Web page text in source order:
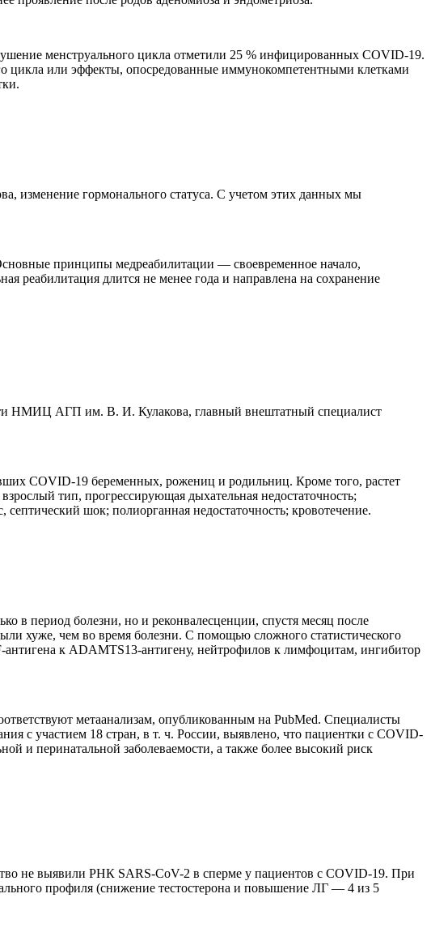
менструального цикла отметили 25 % инфицированных COVID-19.
цикла или эффекты, опосредованные иммунокомпетентными клетками
изменение гормонального статуса. С учетом этих данных мы
принципы медреабилитации — своевременное начало,
реабилитация длится не менее года и направлена на сохранение
НМИЦ АГП им. В. И. Кулакова, главный внештатный специалист
COVID-19 беременных, рожениц и родильниц. Кроме того, растет
тип, прогрессирующая дыхательная недостаточность;
шок; полиорганная недостаточность; кровотечение.
в период болезни, но и реконвалесценции, спустя месяц после
хуже, чем во время болезни. С помощью сложного статистического
к ADAMTS13-антигену, нейтрофилов к лимфоцитам, ингибитор
метаанализам, опубликованным на PubMed. Специалисты
с участием 18 стран, в т. ч. России, выявлено, что пациентки с COVID-
и перинатальной заболеваемости, а также более высокий риск
не выявили РНК SARS-CoV-2 в сперме у пациентов с COVID-19. При
профиля (снижение тестостерона и повышение ЛГ — 4 из 5